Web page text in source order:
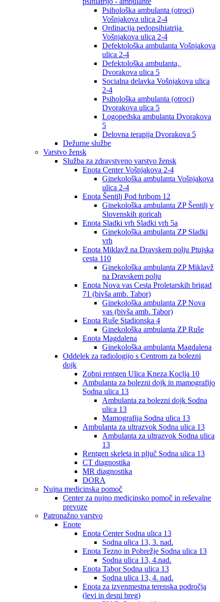
Psihološka ambulanta (otroci)
Vošnjakova ulica 2-4
Ordinacija pedopsihiatrija
Vošnjakova ulica 2-4
Defektološka ambulanta Vošnjakova
ulica 2-4
Defektološka ambulanta,
Dvorakova ulica 5
Socialna delavka Vošnjakova ulica
2-4
Psihološka ambulanta (otroci)
Dvorakova ulica 5
Logopedska ambulanta Dvorakova
5
Delovna terapija Dvorakova 5
Dežurne službe
Varstvo žensk
Služba za zdravstveno varstvo žensk
Enota Center Vošnjakova 2-4
Ginekološka ambulanta Vošnjakova
ulica 2-4
Enota Šentilj Pod hribom 12
Ginekološka ambulanta ZP Šentilj v
Slovenskih goricah
Enota Sladki vrh Sladki vrh 5a
Ginekološka ambulanta ZP Sladki
vrh
Enota Miklavž na Dravskem polju Ptujska
cesta 110
Ginekološka ambulanta ZP Miklavž
na Dravskem polju
Enota Nova vas Cesta Proletarskih brigad
71 (bivša amb. Tabor)
Ginekološka ambulanta ZP Nova
vas (bivša amb. Tabor)
Enota Ruše Stadionska 4
Ginekološka ambulanta ZP Ruše
Enota Magdalena
Ginekološka ambulanta Magdalena
Oddelek za radiologijo s Centrom za bolezni
dojk
Zobni rentgen Ulica Kneza Koclja 10
Ambulanta za bolezni dojk in mamografijo
Sodna ulica 13
Ambulanta za bolezni dojk Sodna
ulica 13
Mamografija Sodna ulica 13
Ambulanta za ultrazvok Sodna ulica 13
Ambulanta za ultrazvok Sodna ulica
13
Rentgen skeleta in pljuč Sodna ulica 13
CT diagnostika
MR diagnostika
DORA
Nujna medicinska pomoč
Center za nujno medicinsko pomoč in reševalne
prevoze
Patronažno varstvo
Enote
Enota Center Sodna ulica 13
Sodna ulica 13, 3. nad.
Enota Tezno in Pobrežje Sodna ulica 13
Sodna ulica 13, 4.nad.
Enota Tabor Sodna ulica 13
Sodna ulica 13, 4. nad.
Enota za izvenmestna terenska področja
(levi in desni breg)